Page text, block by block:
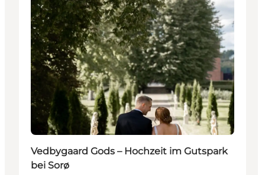
Vedbygaard Gods – Hochzeit im Gutspark
bei Sorø